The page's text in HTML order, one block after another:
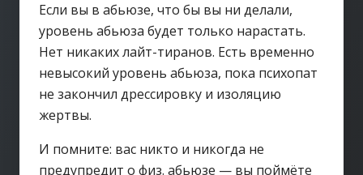
Если вы в абьюзе, что бы вы ни делали,
уровень абьюза будет только нарастать.
Нет никаких лайт-тиранов. Есть временно
невысокий уровень абьюза, пока психопат
не закончил дрессировку и изоляцию
жертвы.
И помните: вас никто и никогда не
предупредит о физ. абьюзе — вы поймёте